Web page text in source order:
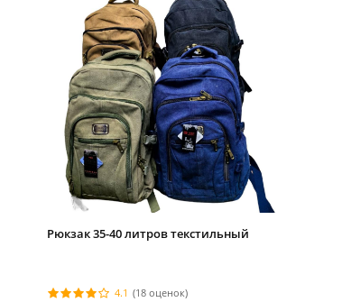
Рюкзак 35-40 литров текстильный
4.1 (18 оценок)